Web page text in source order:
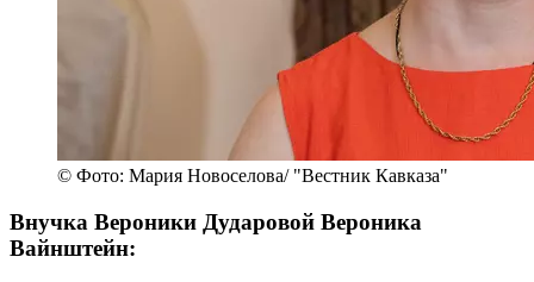
© Фото: Мария Новоселова/ "Вестник Кавказа"
Внучка Вероники Дударовой Вероника
Вайнштейн: